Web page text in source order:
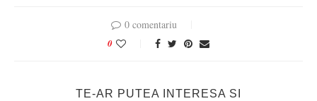
0 comentariu
0
TE-AR PUTEA INTERESA SI